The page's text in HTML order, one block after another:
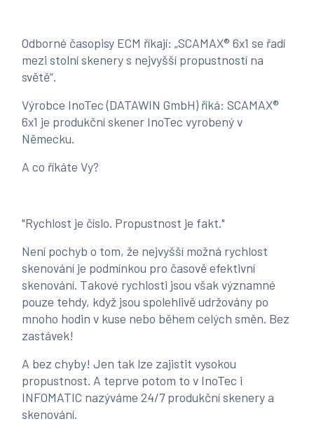
Odborné časopisy ECM říkají: „SCAMAX® 6x1 se řadí
mezi stolní skenery s nejvyšší propustností na
světě“.
Výrobce InoTec (DATAWIN GmbH) říká: SCAMAX®
6x1 je produkční skener InoTec vyrobený v
Německu.
A co říkáte Vy?
"Rychlost je číslo. Propustnost je fakt."
Není pochyb o tom, že nejvyšší možná rychlost
skenování je podmínkou pro časově efektivní
skenování. Takové rychlosti jsou však významné
pouze tehdy, když jsou spolehlivě udržovány po
mnoho hodin v kuse nebo během celých směn. Bez
zastávek!
A bez chyby! Jen tak lze zajistit vysokou
propustnost. A teprve potom to v InoTec i
INFOMATIC nazýváme 24/7 produkční skenery a
skenování.